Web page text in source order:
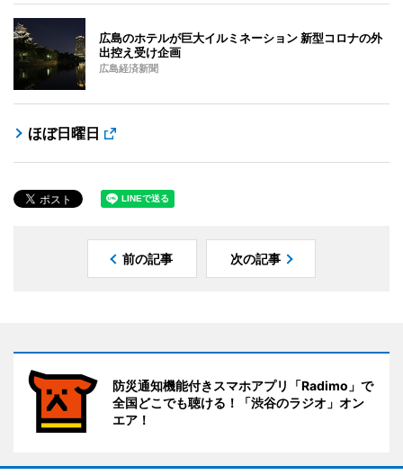
広島のホテルが巨大イルミネーション 新型コロナの外
出控え受け企画
広島経済新聞
ほぼ日曜日
前の記事 次の記事
防災通知機能付きスマホアプリ「Radimo」で
全国どこでも聴ける！「渋谷のラジオ」オン
エア！